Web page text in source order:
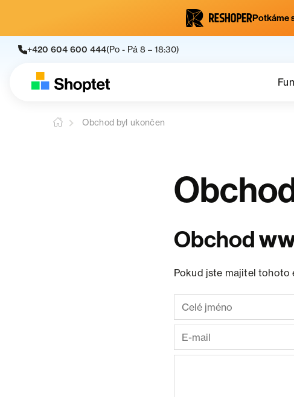
Potkáme
+420 604 600 444(Po - Pá 8 – 18:30)
Obchod byl ukončen
Obchod
Pokud jste majitel tohoto